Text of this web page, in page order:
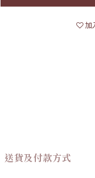
加
送貨及付款方式